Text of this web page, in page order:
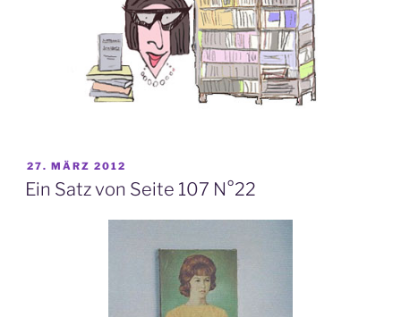
VERÖFFENTLICHT
AM
27. MÄRZ 2012
Ein Satz von Seite 107 N°22